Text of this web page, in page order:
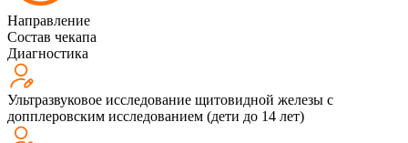
Направление
Состав чекапа
Диагностика
Ультразвуковое исследование щитовидной железы с
допплеровским исследованием (дети до 14 лет)